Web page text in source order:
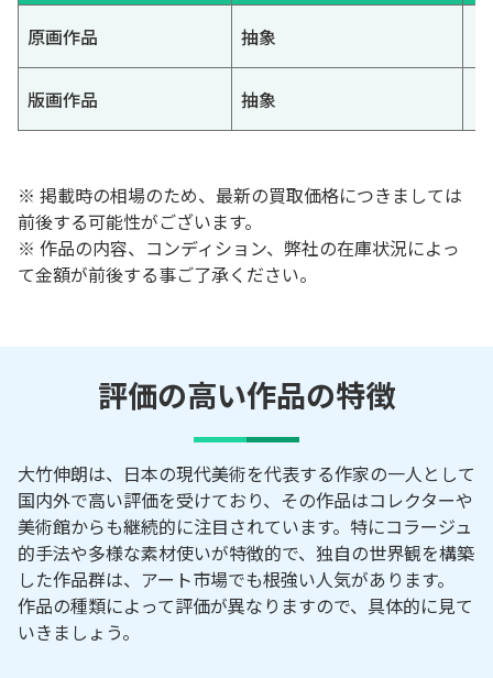
原画作品 抽象
版画作品 抽象
※ 掲載時の相場のため、最新の買取価格につきましては
前後する可能性がございます。
※ 作品の内容、コンディション、弊社の在庫状況によっ
て金額が前後する事ご了承ください。
評価の高い作品の特徴
大竹伸朗は、日本の現代美術を代表する作家の一人として
国内外で高い評価を受けており、その作品はコレクターや
美術館からも継続的に注目されています。特にコラージュ
的手法や多様な素材使いが特徴的で、独自の世界観を構築
した作品群は、アート市場でも根強い人気があります。
作品の種類によって評価が異なりますので、具体的に見て
いきましょう。